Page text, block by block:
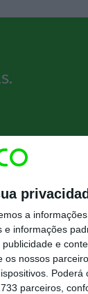
a
informações
e
os nossos
Poderá
parceiros,